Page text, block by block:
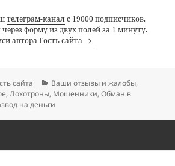
телеграм-каналс 19000 подписчиков.
черезформу из двух полейза 1 минуту.
автора Гость сайта
сайта Рубрики
Ваши отзывы и жалобы,
,Лохотроны, Мошенники,Обман в
на деньги